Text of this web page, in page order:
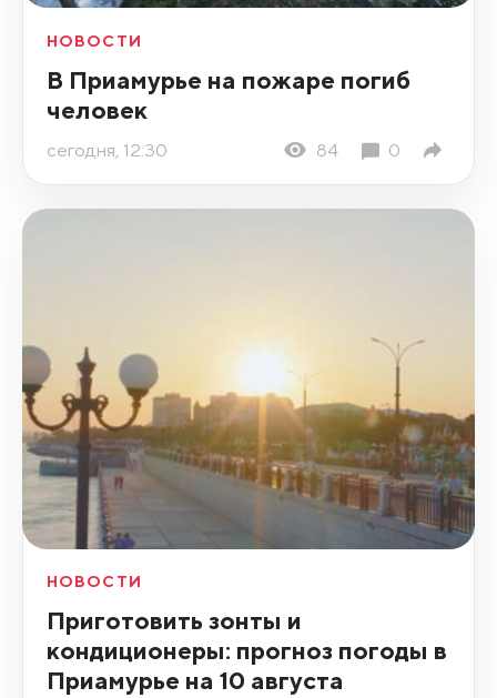
НОВОСТИ
В Приамурье на пожаре погиб
человек
сегодня, 12:30 84 0
НОВОСТИ
Приготовить зонты и
кондиционеры: прогноз погоды в
Приамурье на 10 августа